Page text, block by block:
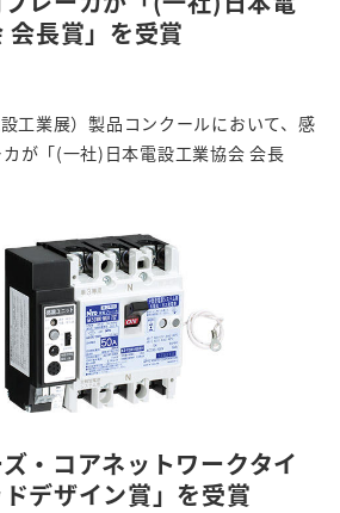
会長賞」を受賞
工業展）製品コンクールにおいて、感
が「(一社)日本電設工業協会 会長
・コアネットワークタイ
デザイン賞」を受賞